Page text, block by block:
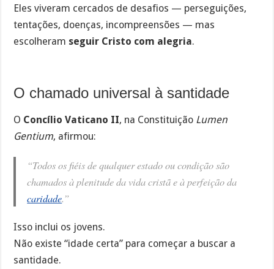
Eles viveram cercados de desafios — perseguições,
tentações, doenças, incompreensões — mas
escolheram seguir Cristo com alegria.
O chamado universal à santidade
O Concílio Vaticano II, na Constituição Lumen
Gentium, afirmou:
“Todos os fiéis de qualquer estado ou condição são
chamados à plenitude da vida cristã e à perfeição da
caridade.”
Isso inclui os jovens.
Não existe “idade certa” para começar a buscar a
santidade.